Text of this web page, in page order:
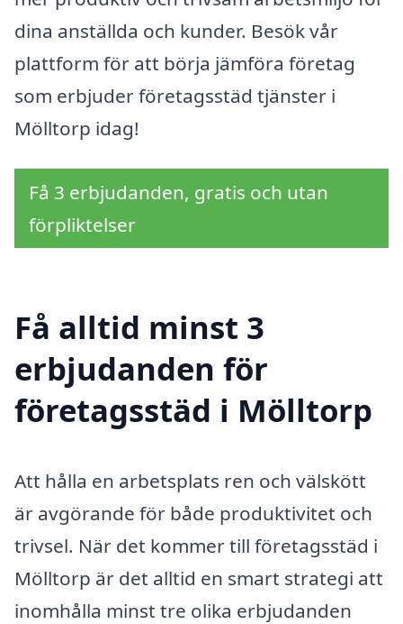
dina anställda och kunder. Besök vår
plattform för att börja jämföra företag
som erbjuder företagsstäd tjänster i
Mölltorp idag!
Få 3 erbjudanden, gratis och utan
förpliktelser
Få alltid minst 3
erbjudanden för
företagsstäd i Mölltorp
Att hålla en arbetsplats ren och välskött
är avgörande för både produktivitet och
trivsel. När det kommer till företagsstäd i
Mölltorp är det alltid en smart strategi att
inomhålla minst tre olika erbjudanden